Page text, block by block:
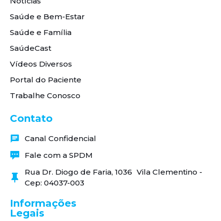
Saúde e Bem-Estar
Saúde e Família
SaúdeCast
Vídeos Diversos
Portal do Paciente
Trabalhe Conosco
Contato
Canal Confidencial
Fale com a SPDM
Rua Dr. Diogo de Faria, 1036 Vila Clementino -
Cep: 04037-003
Informações
Legais